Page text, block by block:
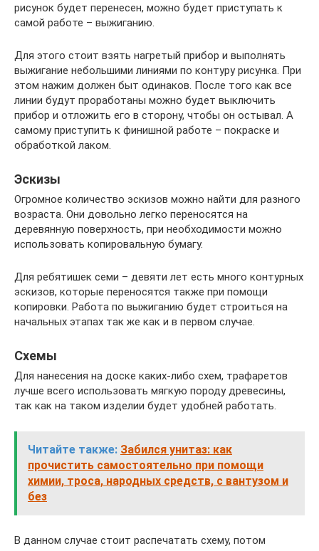
рисунок будет перенесен, можно будет приступать к
самой работе – выжиганию.
Для этого стоит взять нагретый прибор и выполнять
выжигание небольшими линиями по контуру рисунка. При
этом нажим должен быт одинаков. После того как все
линии будут проработаны можно будет выключить
прибор и отложить его в сторону, чтобы он остывал. А
самому приступить к финишной работе – покраске и
обработкой лаком.
Эскизы
Огромное количество эскизов можно найти для разного
возраста. Они довольно легко переносятся на
деревянную поверхность, при необходимости можно
использовать копировальную бумагу.
Для ребятишек семи – девяти лет есть много контурных
эскизов, которые переносятся также при помощи
копировки. Работа по выжиганию будет строиться на
начальных этапах так же как и в первом случае.
Схемы
Для нанесения на доске каких-либо схем, трафаретов
лучше всего использовать мягкую породу древесины,
так как на таком изделии будет удобней работать.
Читайте также: Забился унитаз: как
прочистить самостоятельно при помощи
химии, троса, народных средств, с вантузом и
без
В данном случае стоит распечатать схему, потом